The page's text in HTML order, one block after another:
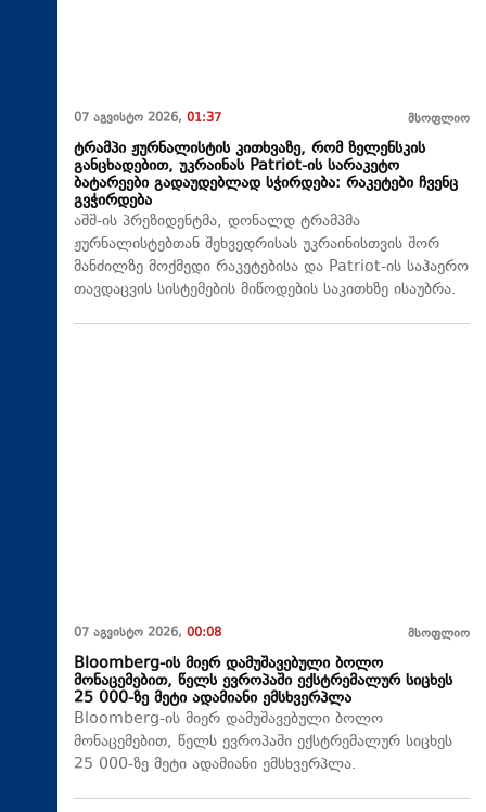
07 აგვისტო 2026, 01:37 მსოფლიო
ტრამპი ჟურნალისტის კითხვაზე, რომ ზელენსკის
განცხადებით, უკრაინას Patriot-ის სარაკეტო
ბატარეები გადაუდებლად სჭირდება: რაკეტები ჩვენც
გვჭირდება
აშშ-ის პრეზიდენტმა, დონალდ ტრამპმა
ჟურნალისტებთან შეხვედრისას უკრაინისთვის შორ
მანძილზე მოქმედი რაკეტებისა და Patriot-ის საჰაერო
თავდაცვის სისტემების მიწოდების საკითხზე ისაუბრა.
07 აგვისტო 2026, 00:08 მსოფლიო
Bloomberg-ის მიერ დამუშავებული ბოლო
მონაცემებით, წელს ევროპაში ექსტრემალურ სიცხეს
25 000-ზე მეტი ადამიანი ემსხვერპლა
Bloomberg-ის მიერ დამუშავებული ბოლო
მონაცემებით, წელს ევროპაში ექსტრემალურ სიცხეს
25 000-ზე მეტი ადამიანი ემსხვერპლა.